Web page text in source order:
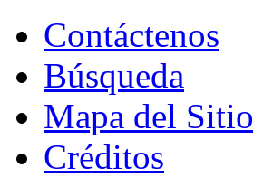
Contáctenos
Búsqueda
Mapa del Sitio
Créditos